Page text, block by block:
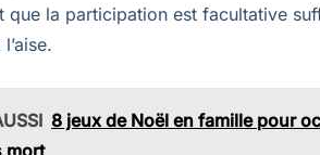
que la participation est facultative
8 jeux de Noël en famille pour
mort